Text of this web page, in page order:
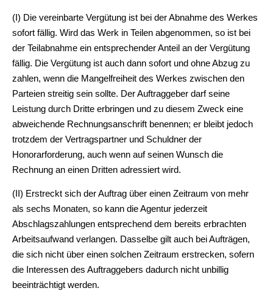
(I) Die vereinbarte Vergütung ist bei der Abnahme des Werkes
sofort fällig. Wird das Werk in Teilen abgenommen, so ist bei
der Teilabnahme ein entsprechender Anteil an der Vergütung
fällig. Die Vergütung ist auch dann sofort und ohne Abzug zu
zahlen, wenn die Mangelfreiheit des Werkes zwischen den
Parteien streitig sein sollte. Der Auftraggeber darf seine
Leistung durch Dritte erbringen und zu diesem Zweck eine
abweichende Rechnungsanschrift benennen; er bleibt jedoch
trotzdem der Vertragspartner und Schuldner der
Honorarforderung, auch wenn auf seinen Wunsch die
Rechnung an einen Dritten adressiert wird.
(II) Erstreckt sich der Auftrag über einen Zeitraum von mehr
als sechs Monaten, so kann die Agentur jederzeit
Abschlagszahlungen entsprechend dem bereits erbrachten
Arbeitsaufwand verlangen. Dasselbe gilt auch bei Aufträgen,
die sich nicht über einen solchen Zeitraum erstrecken, sofern
die Interessen des Auftraggebers dadurch nicht unbillig
beeinträchtigt werden.